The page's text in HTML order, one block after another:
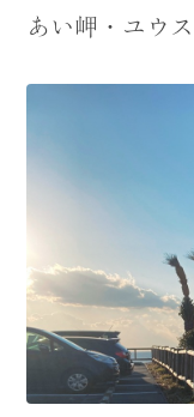
あい岬・ユウ